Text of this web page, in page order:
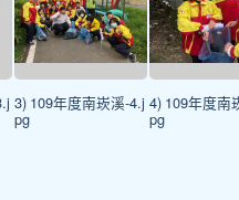
3) 109年度南崁溪-4.j
pg
4) 109年度南
pg